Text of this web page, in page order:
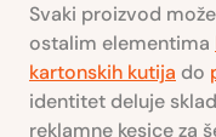
Svaki proizvod
ostalim elementima
kartonskih kutija do
identitet deluje
reklamne kesice za